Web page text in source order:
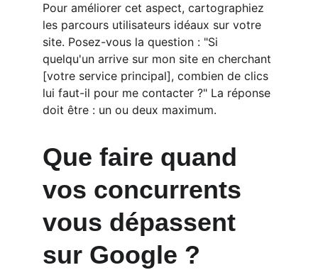
Pour améliorer cet aspect, cartographiez
les parcours utilisateurs idéaux sur votre
site. Posez-vous la question : "Si
quelqu'un arrive sur mon site en cherchant
[votre service principal], combien de clics
lui faut-il pour me contacter ?" La réponse
doit être : un ou deux maximum.
Que faire quand
vos concurrents
vous dépassent
sur Google ?